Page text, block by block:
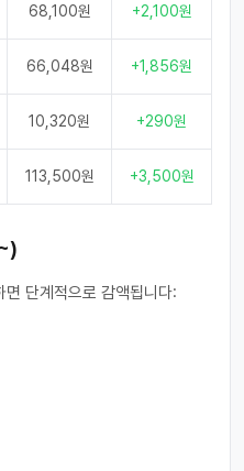
68,100원 +2,100원
66,048원 +1,856원
10,320원 +290원
113,500원 +3,500원
단계적으로 감액됩니다: